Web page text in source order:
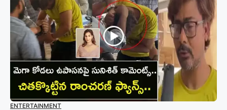
ENTERTAINMENT